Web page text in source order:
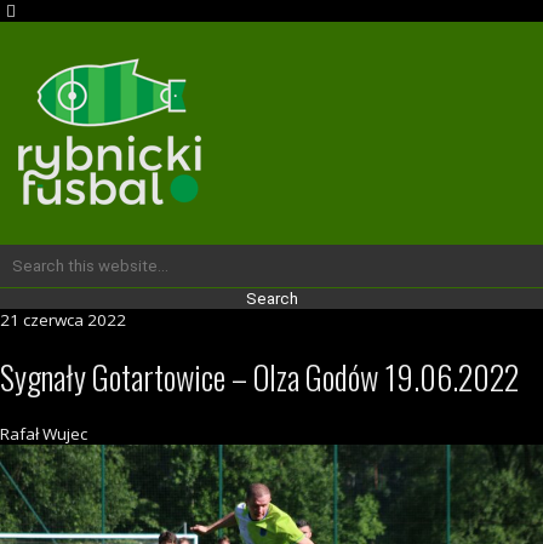
21 czerwca 2022
Sygnały Gotartowice – Olza Godów 19.06.2022
Rafał Wujec